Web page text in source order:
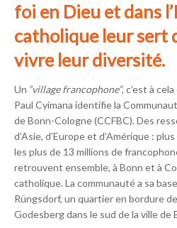
foi en Dieu et dans
catholique leur sert
vivre leur diversité.
Un “village francophone”, c’est à
Paul Cyimana identifie la
de Bonn-Cologne (CCFBC). Des
d’Asie, d’Europe et d’Amérique :
les plus de 13 millions de
retrouvent ensemble, à Bonn et à
catholique. La communauté a sa
Rüngsdorf, un quartier en bordure
Godesberg dans le sud de la ville de